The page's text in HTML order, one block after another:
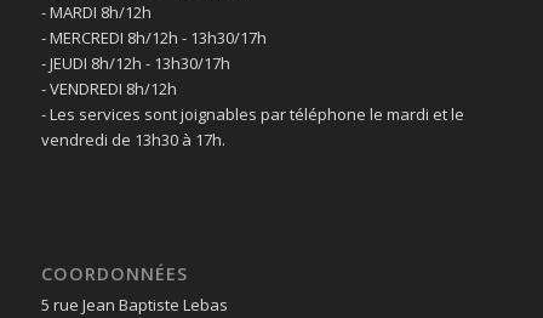
- MARDI 8h/12h
- MERCREDI 8h/12h - 13h30/17h
- JEUDI 8h/12h - 13h30/17h
- VENDREDI 8h/12h
- Les services sont joignables par téléphone le mardi et le
vendredi de 13h30 à 17h.
COORDONNÉES
5 rue Jean Baptiste Lebas